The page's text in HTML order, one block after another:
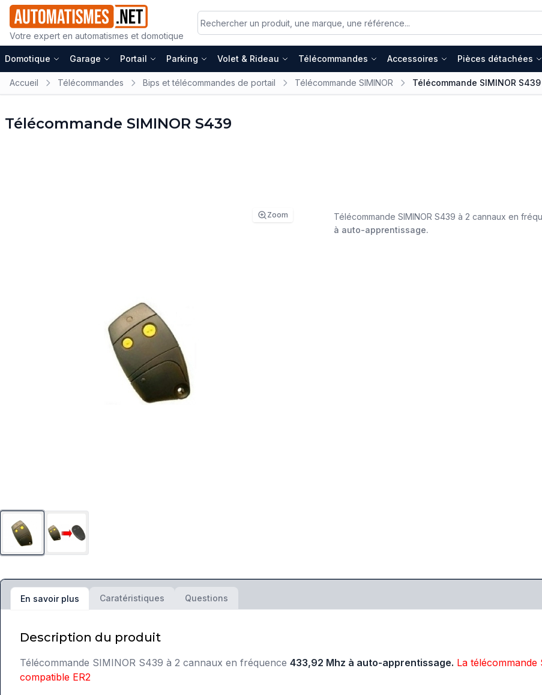
Votre expert en automatismes et domotique
Domotique Garage Portail Parking Volet & Rideau Télécommandes Accessoires Pièces détachées
Accueil Télécommandes Bips et télécommandes de portail Télécommande SIMINOR Télécommande SIMINOR S439
Télécommande SIMINOR S439
Zoom Télécommande SIMINOR S439 à 2 cannaux en
à auto-apprentissage.
En savoir plus Caratéristiques Questions
Description du produit
Télécommande SIMINOR S439 à 2 cannaux en fréquence 433,92 Mhz à auto-apprentissage. La
compatible ER2